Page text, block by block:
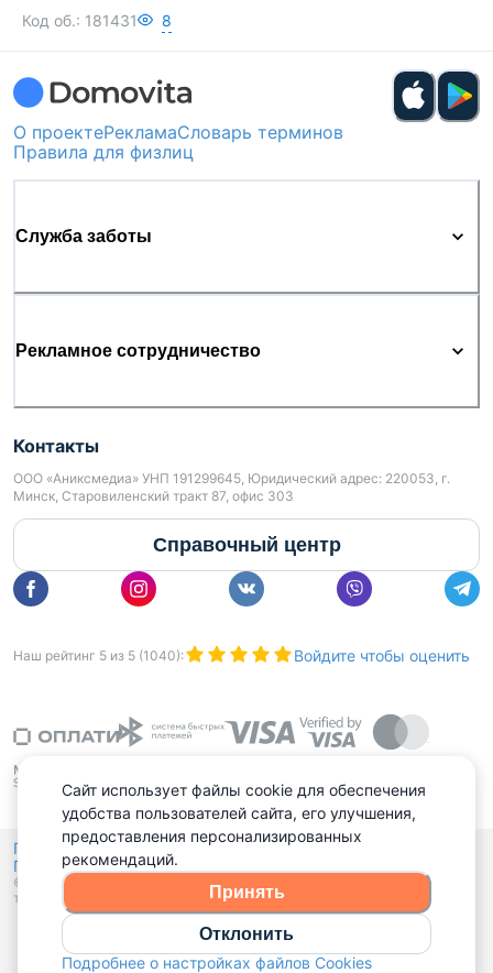
Код об.: 181431 8
О проектеРекламаСловарь терминов
Правила для физлиц
Служба заботы
Рекламное сотрудничество
Контакты
ООО «Аниксмедиа» УНП 191299645, Юридический адрес: 220053, г.
Минск, Старовиленский тракт 87, офис 303
Справочный центр
Наш рейтинг 5 из 5 (1040): Войдите чтобы оценить
Политика конфиденциальности,
Политика обработки файлов куки
© 2015 - 2026, Domovita.by. Копирование материалов допускается
только при наличии активной ссылки.
Сайт использует файлы cookie для обеспечения
удобства пользователей сайта, его улучшения,
предоставления персонализированных
рекомендаций.
Принять
Отклонить
Подробнее о настройках файлов Cookies